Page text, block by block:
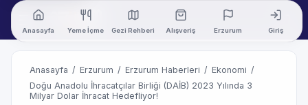
Anasayfa Yeme İçme Gezi Rehberi Alışveriş Erzurum Giriş
Anasayfa / Erzurum / Erzurum Haberleri / Ekonomi /
Doğu Anadolu İhracatçılar Birliği (DAİB) 2023 Yılında 3
Milyar Dolar İhracat Hedefliyor!